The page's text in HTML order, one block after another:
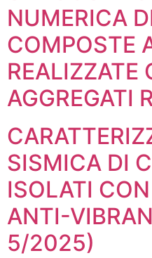
NUMERICA
COMPOSTE
REALIZZATE
AGGREGATI
SISMICA DI
ISOLATI
ANTI-
5/2025)